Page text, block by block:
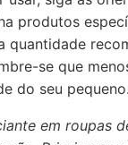
produtos
quantidade
se que
do seu pequeno.
em roupas